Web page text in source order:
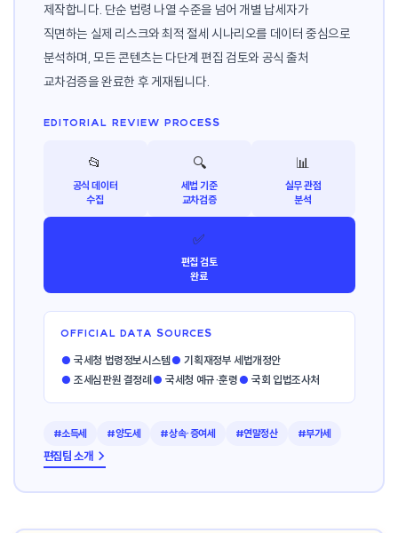
제작합니다. 단순 법령 나열 수준을 넘어 개별 납세자가
직면하는 실제 리스크와 최적 절세 시나리오를 데이터 중심으로
분석하며, 모든 콘텐츠는 다단계 편집 검토와 공식 출처
교차검증을 완료한 후 게재됩니다.
EDITORIAL REVIEW PROCESS
📂
공식 데이터
수집
🔍
세법 기준
교차검증
📊
실무 관점
분석
✅
편집 검토
완료
OFFICIAL DATA SOURCES
● 국세청 법령정보시스템● 기획재정부 세법개정안
● 조세심판원 결정례 ● 국세청 예규·훈령● 국회 입법조사처
#소득세 #양도세 #상속·증여세 #연말정산 #부가세
편집팀 소개 →